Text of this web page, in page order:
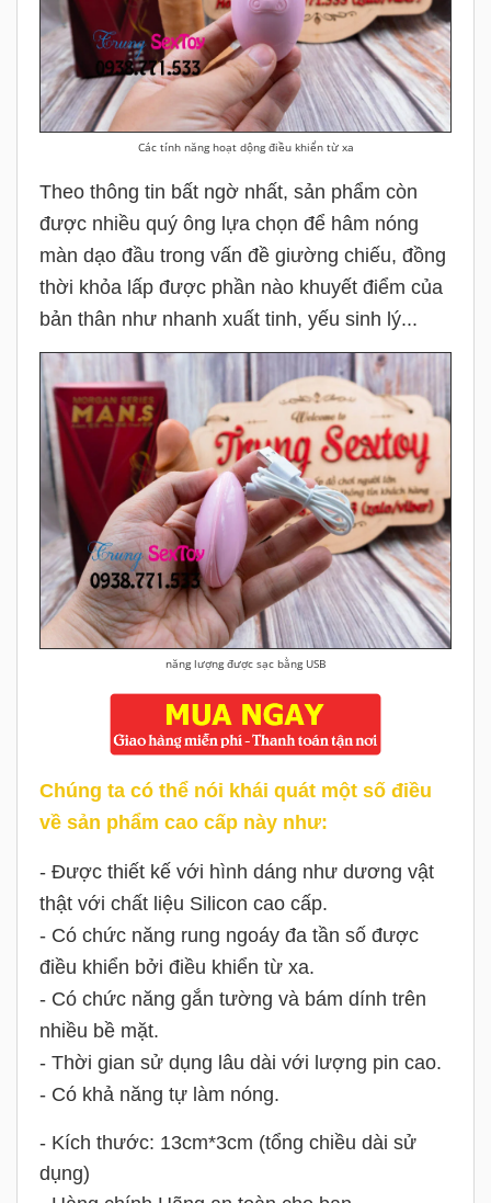
Các tính năng hoạt dộng điều khiển từ xa
Theo thông tin bất ngờ nhất, sản phẩm còn
được nhiều quý ông lựa chọn để hâm nóng
màn dạo đầu trong vấn đề giường chiếu, đồng
thời khỏa lấp được phần nào khuyết điểm của
bản thân như nhanh xuất tinh, yếu sinh lý...
năng lượng được sạc bằng USB
Chúng ta có thể nói khái quát một số điều
về sản phẩm cao cấp này như:
- Được thiết kế với hình dáng như dương vật
thật với chất liệu Silicon cao cấp.
- Có chức năng rung ngoáy đa tần số được
điều khiển bởi điều khiển từ xa.
- Có chức năng gắn tường và bám dính trên
nhiều bề mặt.
- Thời gian sử dụng lâu dài với lượng pin cao.
- Có khả năng tự làm nóng.
- Kích thước: 13cm*3cm (tổng chiều dài sử
dụng)